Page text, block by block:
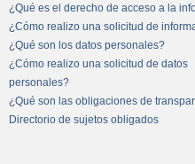
¿Qué es el derecho de acceso a la
¿Cómo realizo una solicitud de
¿Qué son los datos personales?
¿Cómo realizo una solicitud de datos
personales?
¿Qué son las obligaciones de
Directorio de sujetos obligados